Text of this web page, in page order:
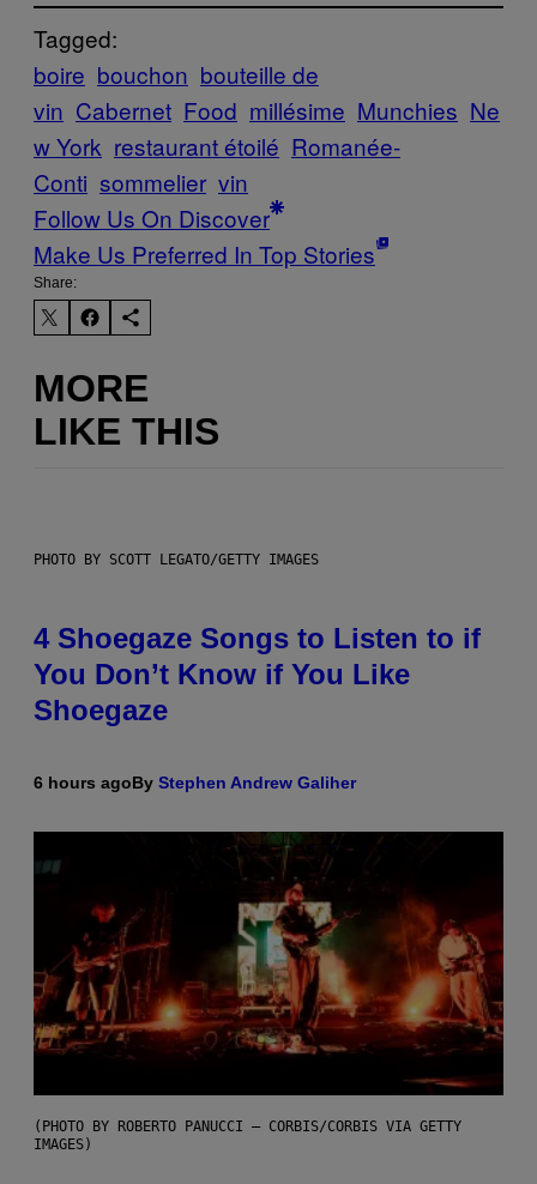
Tagged:
boire bouchon bouteille de
vin Cabernet Food millésime Munchies Ne
w York restaurant étoilé Romanée-
Conti sommelier vin
Follow Us On Discover
Make Us Preferred In Top Stories
Share:
MORE
LIKE THIS
PHOTO BY SCOTT LEGATO/GETTY IMAGES
4 Shoegaze Songs to Listen to if
You Don’t Know if You Like
Shoegaze
6 hours agoBy Stephen Andrew Galiher
(PHOTO BY ROBERTO PANUCCI – CORBIS/CORBIS VIA GETTY
IMAGES)